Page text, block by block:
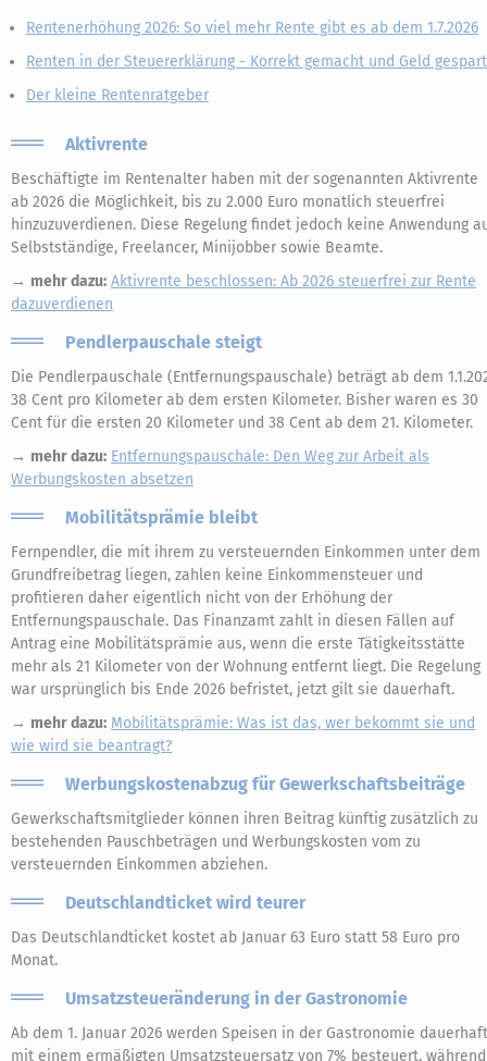
Rentenerhöhung 2026: So viel mehr Rente gibt es ab dem 1.7.2026
Renten in der Steuererklärung - Korrekt gemacht und Geld gespart
Der kleine Rentenratgeber
Aktivrente
Beschäftigte im Rentenalter haben mit der sogenannten Aktivrente
ab 2026 die Möglichkeit, bis zu 2.000 Euro monatlich steuerfrei
hinzuzuverdienen. Diese Regelung findet jedoch keine Anwendung
Selbstständige, Freelancer, Minijobber sowie Beamte.
→ mehr dazu: Aktivrente beschlossen: Ab 2026 steuerfrei zur Rente
dazuverdienen
Pendlerpauschale steigt
Die Pendlerpauschale (Entfernungspauschale) beträgt ab dem
38 Cent pro Kilometer ab dem ersten Kilometer. Bisher waren es 30
Cent für die ersten 20 Kilometer und 38 Cent ab dem 21. Kilometer.
→ mehr dazu: Entfernungspauschale: Den Weg zur Arbeit als
Werbungskosten absetzen
Mobilitätsprämie bleibt
Fernpendler, die mit ihrem zu versteuernden Einkommen unter dem
Grundfreibetrag liegen, zahlen keine Einkommensteuer und
profitieren daher eigentlich nicht von der Erhöhung der
Entfernungspauschale. Das Finanzamt zahlt in diesen Fällen auf
Antrag eine Mobilitätsprämie aus, wenn die erste Tätigkeitsstätte
mehr als 21 Kilometer von der Wohnung entfernt liegt. Die Regelung
war ursprünglich bis Ende 2026 befristet, jetzt gilt sie dauerhaft.
→ mehr dazu: Mobilitätsprämie: Was ist das, wer bekommt sie und
wie wird sie beantragt?
Werbungskostenabzug für Gewerkschaftsbeiträge
Gewerkschaftsmitglieder können ihren Beitrag künftig zusätzlich zu
bestehenden Pauschbeträgen und Werbungskosten vom zu
versteuernden Einkommen abziehen.
Deutschlandticket wird teurer
Das Deutschlandticket kostet ab Januar 63 Euro statt 58 Euro pro
Monat.
Umsatzsteueränderung in der Gastronomie
Ab dem 1. Januar 2026 werden Speisen in der Gastronomie dauerhaft
mit einem ermäßigten Umsatzsteuersatz von 7% besteuert, während